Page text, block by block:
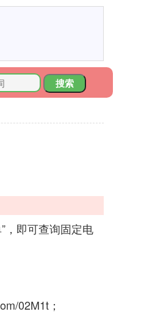
搜索
，即可查询固定电
02M1t；